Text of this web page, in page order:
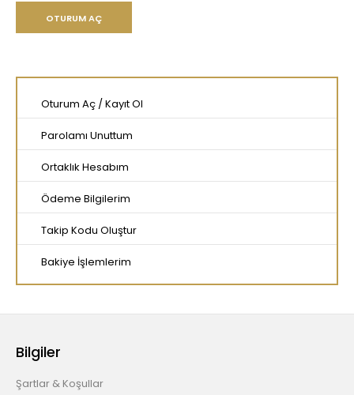
Oturum Aç /Kayıt Ol
Parolamı Unuttum
Ortaklık Hesabım
Ödeme Bilgilerim
Takip Kodu Oluştur
Bakiye İşlemlerim
Bilgiler
Şartlar & Koşullar